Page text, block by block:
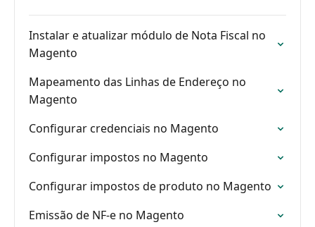
Instalar e atualizar módulo de Nota Fiscal no
Magento
Mapeamento das Linhas de Endereço no
Magento
Configurar credenciais no Magento
Configurar impostos no Magento
Configurar impostos de produto no Magento
Emissão de NF-e no Magento